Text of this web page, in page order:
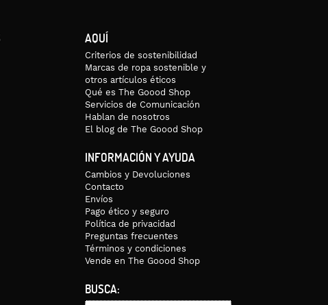
AQUÍ
Criterios de sostenibilidad
Marcas de ropa sostenible y
otros artículos éticos
Qué es The Goood Shop
Servicios de Comunicación
Hablan de nosotros
El blog de The Goood Shop
INFORMACIÓN Y AYUDA
Cambios y Devoluciones
Contacto
Envíos
Pago ético y seguro
Política de privacidad
Preguntas frecuentes
Términos y condiciones
Vende en The Goood Shop
BUSCA: